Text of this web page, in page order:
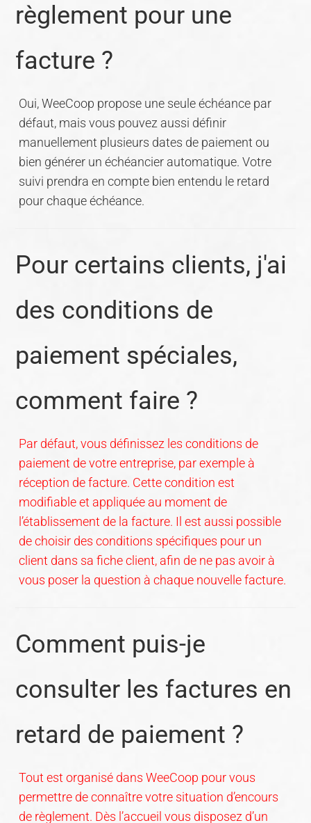
règlement pour une
facture ?
Oui, WeeCoop propose une seule échéance par
défaut, mais vous pouvez aussi définir
manuellement plusieurs dates de paiement ou
bien générer un échéancier automatique. Votre
suivi prendra en compte bien entendu le retard
pour chaque échéance.
Pour certains clients, j'ai
des conditions de
paiement spéciales,
comment faire ?
Par défaut, vous définissez les conditions de
paiement de votre entreprise, par exemple à
réception de facture. Cette condition est
modifiable et appliquée au moment de
l’établissement de la facture. Il est aussi possible
de choisir des conditions spécifiques pour un
client dans sa fiche client, afin de ne pas avoir à
vous poser la question à chaque nouvelle facture.
Comment puis-je
consulter les factures en
retard de paiement ?
Tout est organisé dans WeeCoop pour vous
permettre de connaître votre situation d’encours
de règlement. Dès l’accueil vous disposez d’un